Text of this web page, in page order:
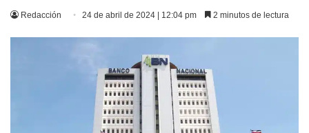
Redacción 24 de abril de 2024 | 12:04 pm 2 minutos de lectura